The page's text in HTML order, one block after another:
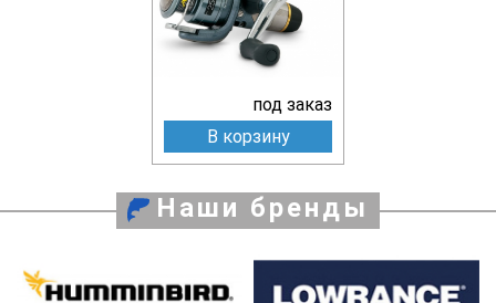
под заказ
В корзину
Наши бренды